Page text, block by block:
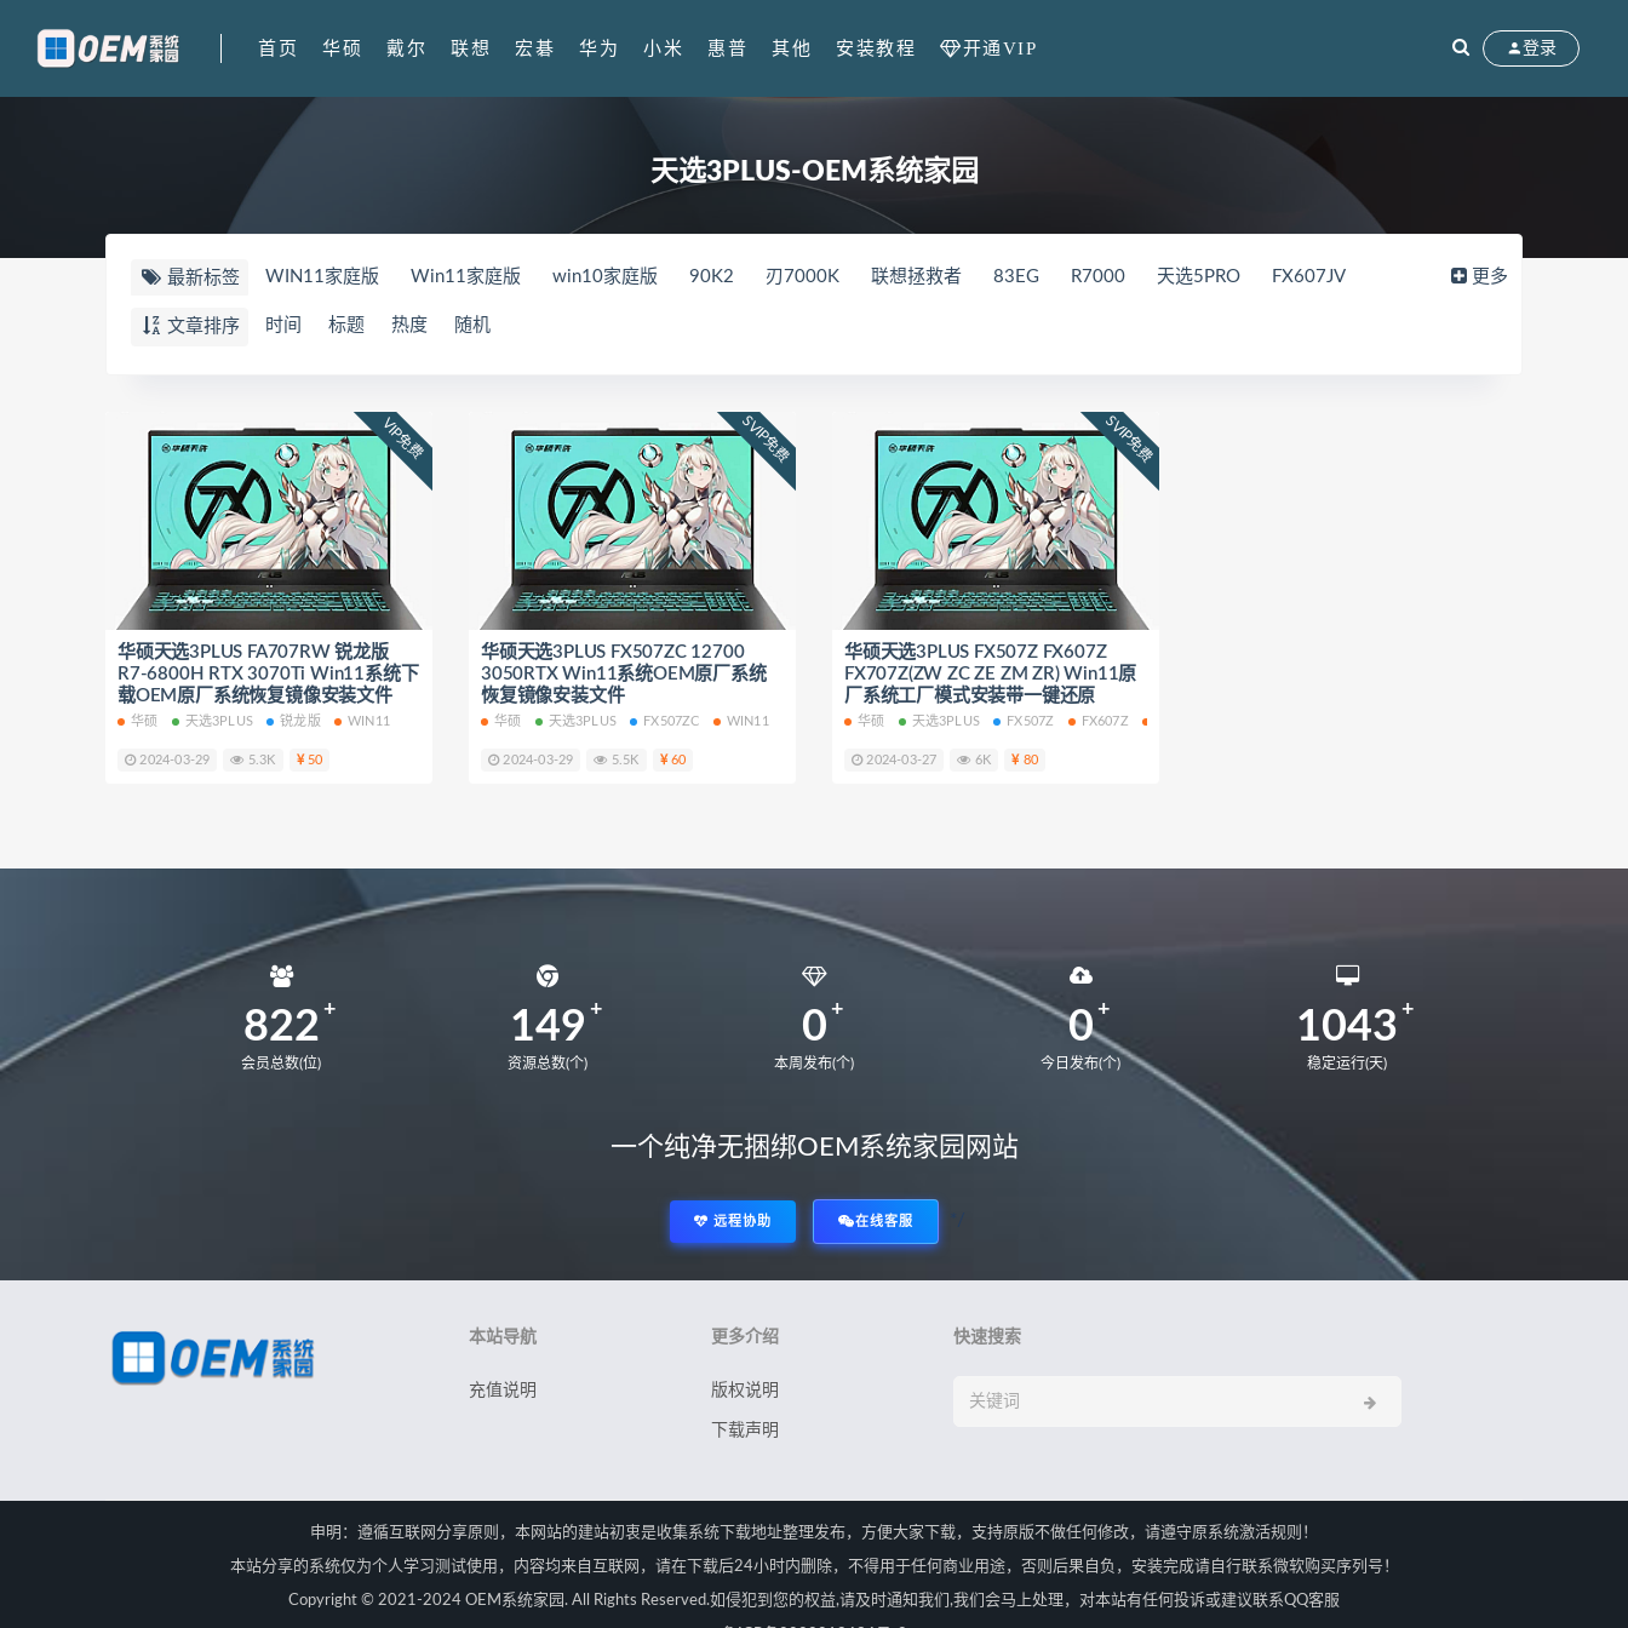
首页 华硕 戴尔 联想 宏碁 华为 小米 惠普 其他 安装教程 开通VIP 登录
天选3PLUS-OEM系统家园
最新标签 WIN11家庭版 Win11家庭版 win10家庭版 90K2 刃7000K 联想拯救者 83EG R7000 天选5PRO FX607JV
FX607PV 华硕天选5PRO
UX8402ZA 82FW 拯救者Y7000 82RE 82YA 82Y9 拯救者r7000p 82RG 82RC 拯救者Y7000p
拯救者r7000P2021 82JW 82GR 拯救者r7000P 82B6 拯救者r7000 2021 MateBook13
华为荣耀 MagicBook 15 锐龙版 2021 BDR-WFE9HN 华为荣耀 MagicBook 15 2021 GLO-F76
华为荣耀 MagicBook 14 FRR-WFG9 FRR-WFD9 华为荣耀猎人游戏本V700 HKD-W76 HKD-W56
NbDE-WFH9 NbDE-WDH9 BoDE-WFE9
KLVL-W56W matebook 14 2022 EMF-16 EMD-58 MateBook13S 2023 MACHC-WAE9LP
matebook 14 2020锐龙版 matebook 14 2020 matebook 13 2020锐龙版 matebook 13 2020
MateStation B515 CREM-WFG9A CREM-WFG9 MateBook16 MateBook14锐龙版2021
更多
文章排序 时间 标题 热度 随机
VIP免费
华硕天选3PLUS FA707RW 锐龙版
R7-6800H RTX 3070Ti Win11系统下
载OEM原厂系统恢复镜像安装文件
华硕 天选3PLUS 锐龙版 WIN11
2024-03-29 5.3K 50
SVIP免费
华硕天选3PLUS FX507ZC 12700
3050RTX Win11系统OEM原厂系统
恢复镜像安装文件
华硕 天选3PLUS FX507ZC WIN11
2024-03-29 5.5K 60
SVIP免费
华硕天选3PLUS FX507Z FX607Z
FX707Z(ZW ZC ZE ZM ZR) Win11原
厂系统工厂模式安装带一键还原
华硕 天选3PLUS FX507Z FX607Z
2024-03-27 6K 80
822
会员总数(位)
149
资源总数(个)
0
本周发布(个)
0
今日发布(个)
1043
稳定运行(天)
一个纯净无捆绑OEM系统家园网站
远程协助 在线客服 */
本站导航
充值说明
更多介绍
版权说明
下载声明
快速搜索
申明：遵循互联网分享原则，本网站的建站初衷是收集系统下载地址整理发布，方便大家下载，支持原版不做任何修改，请遵守原系统激活规则！
本站分享的系统仅为个人学习测试使用，内容均来自互联网，请在下载后24小时内删除，不得用于任何商业用途，否则后果自负，安装完成请自行联系微软购买序列号！
Copyright © 2021-2024 OEM系统家园. All Rights Reserved.如侵犯到您的权益,请及时通知我们,我们会马上处理，对本站有任何投诉或建议联系QQ客服